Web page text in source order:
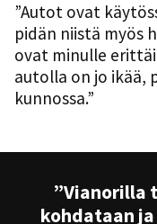
”Autot ovat
pidän niistä myös
ovat minulle
autolla on jo ikää,
kunnossa.”
”Vianorilla
kohdataan